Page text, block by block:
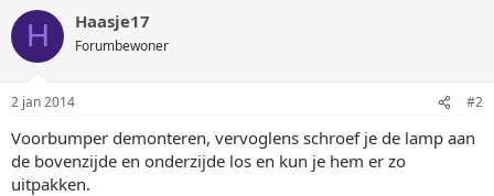
H Haasje17
Forumbewoner
2 jan 2014 #2
Voorbumper demonteren, vervoglens schroef je de lamp aan
de bovenzijde en onderzijde los en kun je hem er zo
uitpakken.